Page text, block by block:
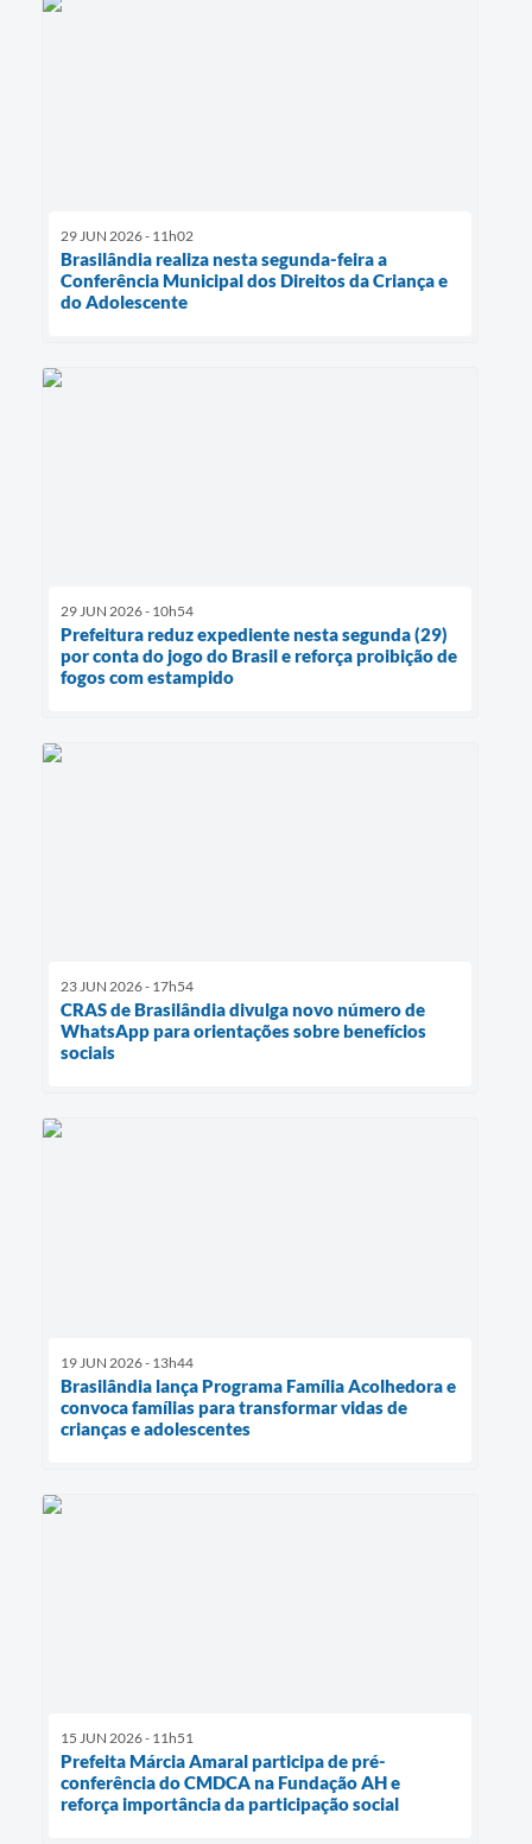
29 JUN 2026 - 11h02
Brasilândia realiza nesta segunda-feira a
Conferência Municipal dos Direitos da Criança e
do Adolescente
29 JUN 2026 - 10h54
Prefeitura reduz expediente nesta segunda (29)
por conta do jogo do Brasil e reforça proibição de
fogos com estampido
23 JUN 2026 - 17h54
CRAS de Brasilândia divulga novo número de
WhatsApp para orientações sobre benefícios
sociais
19 JUN 2026 - 13h44
Brasilândia lança Programa Família Acolhedora e
convoca famílias para transformar vidas de
crianças e adolescentes
15 JUN 2026 - 11h51
Prefeita Márcia Amaral participa de pré-
conferência do CMDCA na Fundação AH e
reforça importância da participação social